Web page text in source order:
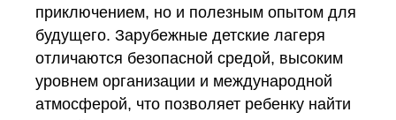
приключением, но и полезным опытом для
будущего. Зарубежные детские лагеря
отличаются безопасной средой, высоким
уровнем организации и международной
атмосферой, что позволяет ребенку найти